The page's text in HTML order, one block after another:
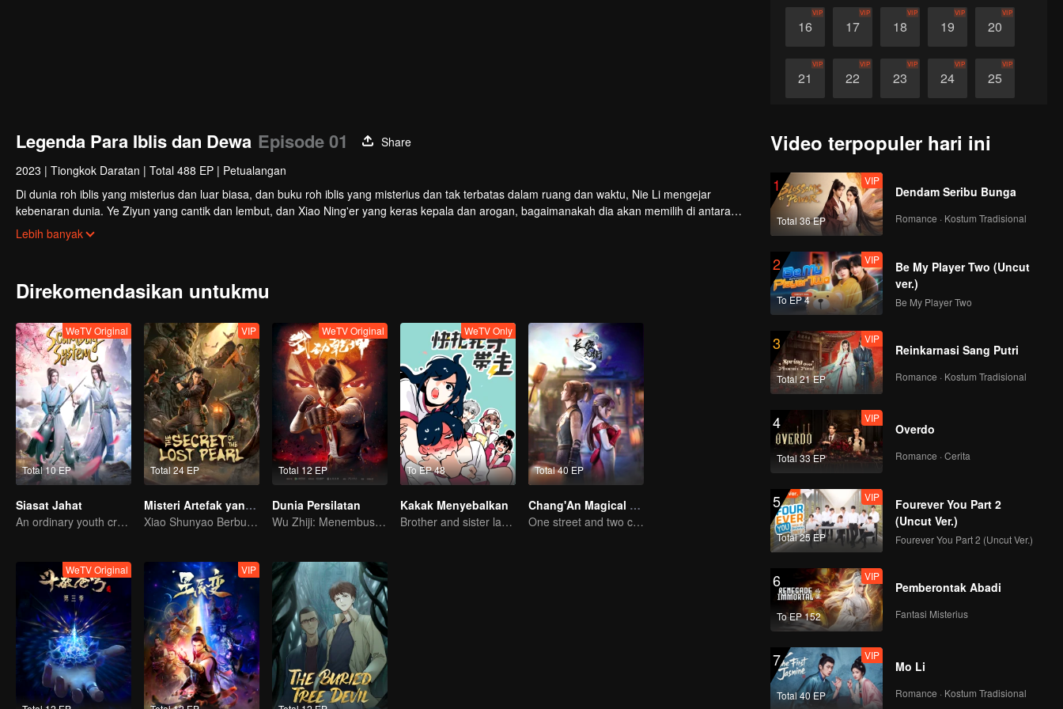
16
VIP
17
VIP
18
VIP
19
VIP
20
VIP
21
VIP
22
VIP
23
VIP
24
VIP
25
VIP
Legenda Para Iblis dan Dewa Episode 01
Share
2023 | Tiongkok Daratan | Total 488 EP | Petualangan
Di dunia roh iblis yang misterius dan luar biasa, dan buku roh iblis yang misterius dan tak terbatas dalam ruang dan waktu, Nie Li mengejar
kebenaran dunia. Ye Ziyun yang cantik dan lembut, dan Xiao Ning'er yang keras kepala dan arogan, bagaimanakah dia akan memilih di antara
kedua gadis tersebut? Ada juga sahabat seperjuangan yang berbagi suka dan duka, melatih keterampilan terkuat dan kekuatan roh iblis terkuat
bersama, dan menginjakkan kaki di puncak seni bela diri. Aku, Nie Li, harus menjadi spiritualis iblis terkuat!
Lebih banyak
Direkomendasikan untukmu
Total 10 EP
WeTV Original
Siasat Jahat
An ordinary youth crossing as a villain into the book and abusing the hero!
Total 24 EP
VIP
Misteri Artefak yang Hilang
Xiao Shunyao Berburu Harta Karun untuk Memecahkan Kutukan!
Total 12 EP
WeTV Original
Dunia Persilatan
Wu Zhiji: Menembus Langit, Mengguncang Bumi
To EP 48
WeTV Only
Kakak Menyebalkan
Brother and sister laugh so hard everyday.
Total 40 EP
Chang'An Magical Street
One street and two circles, alternating day and night.
WeTV Original VIP
Video terpopuler hari ini
1
Total 36 EP
VIP
Dendam Seribu Bunga
Romance · Kostum Tradisional
2
To EP 4
VIP
Be My Player Two (Uncut
ver.)
Be My Player Two
3
Total 21 EP
VIP
Reinkarnasi Sang Putri
Romance · Kostum Tradisional
4
Total 33 EP
VIP
Overdo
Romance · Cerita
5
Total 25 EP
VIP
Fourever You Part 2
(Uncut Ver.)
Fourever You Part 2 (Uncut Ver.)
6
To EP 152
VIP
Pemberontak Abadi
Fantasi Misterius
7
Total 40 EP
VIP
Mo Li
Romance · Kostum Tradisional